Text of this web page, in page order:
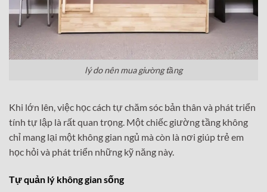
lý do nên mua giường tầng
Khi lớn lên, việc học cách tự chăm sóc bản thân và phát triển
tính tự lập là rất quan trọng. Một chiếc giường tầng không
chỉ mang lại một không gian ngủ mà còn là nơi giúp trẻ em
học hỏi và phát triển những kỹ năng này.
Tự quản lý không gian sống